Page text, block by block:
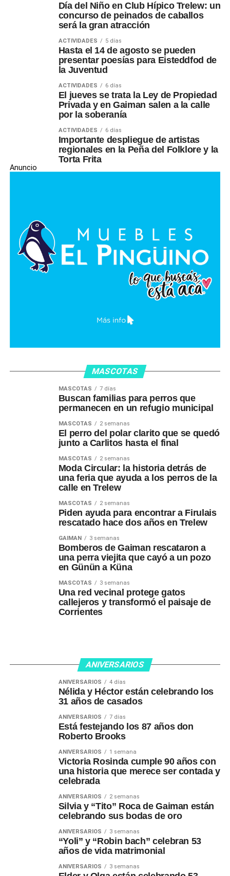
Día del Niño en Club Hípico Trelew: un
concurso de peinados de caballos
será la gran atracción
ACTIVIDADES 5 días
Hasta el 14 de agosto se pueden
presentar poesías para Eisteddfod de
la Juventud
ACTIVIDADES 6 días
El jueves se trata la Ley de Propiedad
Privada y en Gaiman salen a la calle
por la soberanía
ACTIVIDADES 6 días
Importante despliegue de artistas
regionales en la Peña del Folklore y la
Torta Frita
Anuncio
MASCOTAS
MASCOTAS 7 días
Buscan familias para perros que
permanecen en un refugio municipal
MASCOTAS 2 semanas
El perro del polar clarito que se quedó
junto a Carlitos hasta el final
MASCOTAS 2 semanas
Moda Circular: la historia detrás de
una feria que ayuda a los perros de la
calle en Trelew
MASCOTAS 2 semanas
Piden ayuda para encontrar a Firulais
rescatado hace dos años en Trelew
GAIMAN 3 semanas
Bomberos de Gaiman rescataron a
una perra viejita que cayó a un pozo
en Günün a Küna
MASCOTAS 3 semanas
Una red vecinal protege gatos
callejeros y transformó el paisaje de
Corrientes
ANIVERSARIOS
ANIVERSARIOS 4 días
Nélida y Héctor están celebrando los
31 años de casados
ANIVERSARIOS 7 días
Está festejando los 87 años don
Roberto Brooks
ANIVERSARIOS 1 semana
Victoria Rosinda cumple 90 años con
una historia que merece ser contada y
celebrada
ANIVERSARIOS 2 semanas
Silvia y “Tito” Roca de Gaiman están
celebrando sus bodas de oro
ANIVERSARIOS 3 semanas
“Yoli” y “Robin bach” celebran 53
años de vida matrimonial
ANIVERSARIOS 3 semanas